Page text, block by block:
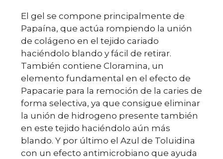
El gel se compone principalmente de
Papaína, que actúa rompiendo la unión
de colágeno en el tejido cariado
haciéndolo blando y fácil de retirar.
También contiene Cloramina, un
elemento fundamental en el efecto de
Papacarie para la remoción de la caries de
forma selectiva, ya que consigue eliminar
la unión de hidrogeno presente también
en este tejido haciéndolo aún más
blando. Y por último el Azul de Toluidina
con un efecto antimicrobiano que ayuda